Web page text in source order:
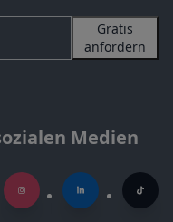
Gratis
anfordern
Medien